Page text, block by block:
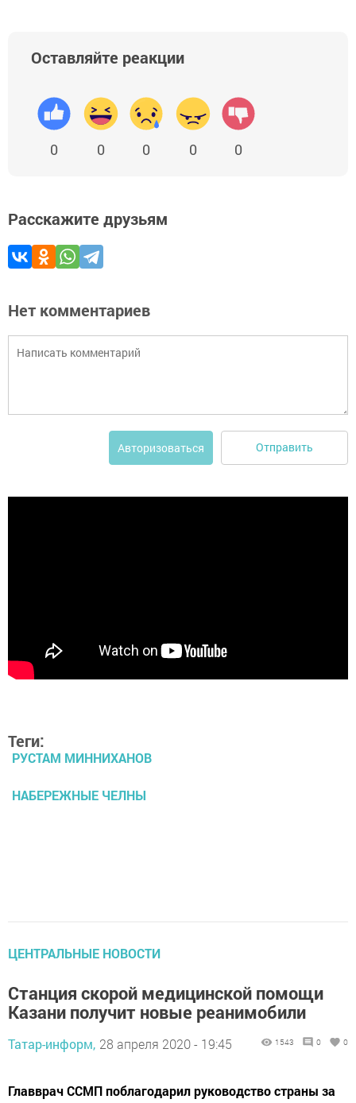
Оставляйте реакции
0 0 0 0 0
Расскажите друзьям
Нет комментариев
Авторизоваться Отправить
Теги:
РУСТАМ МИННИХАНОВ
НАБЕРЕЖНЫЕ ЧЕЛНЫ
ЦЕНТРАЛЬНЫЕ НОВОСТИ
Станция скорой медицинской помощи
Казани получит новые реанимобили
Татар-информ, 28 апреля 2020 - 19:45 1543 0 0
Главврач ССМП поблагодарил руководство страны за